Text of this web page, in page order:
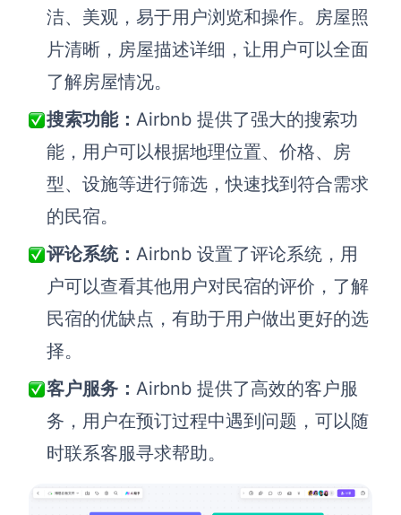
洁、美观，易于用户浏览和操作。房屋照
片清晰，房屋描述详细，让用户可以全面
了解房屋情况。
搜索功能： Airbnb 提供了强大的搜索功
能，用户可以根据地理位置、价格、房
型、设施等进行筛选，快速找到符合需求
的民宿。
评论系统： Airbnb 设置了评论系统，用
户可以查看其他用户对民宿的评价，了解
民宿的优缺点，有助于用户做出更好的选
择。
客户服务 ： Airbnb 提供了高效的客户服
务，用户在预订过程中遇到问题，可以随
时联系客服寻求帮助。